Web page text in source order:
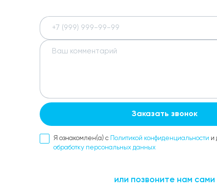
Заказать звонок
Я ознакомлен(а) с Политикой конфиденциальности и
обработку персональных данных
или позвоните нам сами